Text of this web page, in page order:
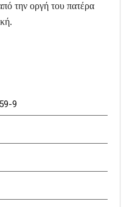
την οργή του πατέρα
9